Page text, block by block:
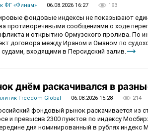
ФГ «Финам» 06.08.2026 16:27 193
фондовые индексы не показывают
противоречивыми сообщениями о ходе
и открытию Ормузского пролива. По
договора между Ираном и Оманом по
судами, входящими в Персидский залив.
днём раскачивался в
Freedom Global 06.08.2026 15:28 214
фондовый рынок раскачивается
и превысив 2300 пунктов по индексу
дня номинированный в рублях индекс